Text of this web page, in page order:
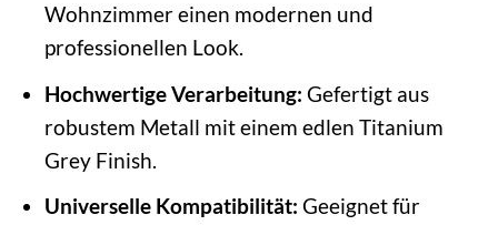
Wohnzimmer einen modernen und
professionellen Look.
Hochwertige Verarbeitung: Gefertigt aus
robustem Metall mit einem edlen Titanium
Grey Finish.
Universelle Kompatibilität: Geeignet für